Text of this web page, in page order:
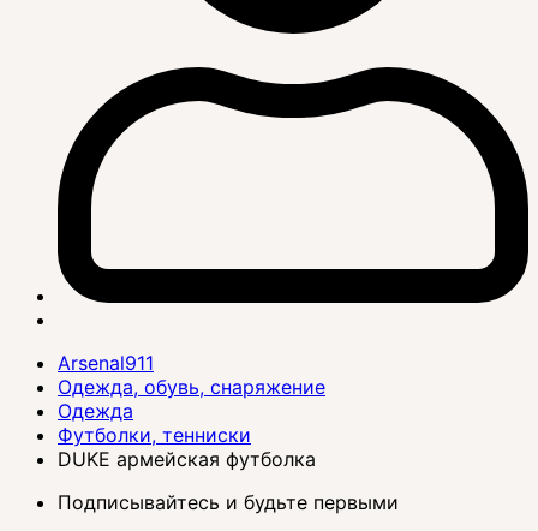
Arsenal911
Одежда, обувь, снаряжение
Одежда
Футболки, тенниски
DUKE армейская футболка
Подписывайтесь и будьте первыми